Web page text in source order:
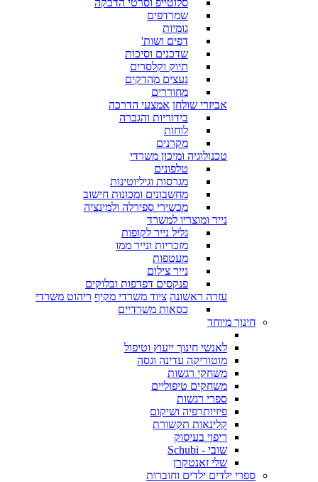
סלוטייפ וסרטי הדבקה
שמרדפים
גומיות
דפים ושות'
שדכנים וסיכות
תיוק וקלסרים
נעצים מהדקים
מחוררים
אביזרי שולחן אמצעי הדרכה
בידוריות והגברה
לוחות
מקרנים
טכנולוגיה ומיכון משרדי
טלפונים
מגרסות וגיליוטינות
מחשבונים ומכונות חישוב
מכשירי ספירלה ולמינציה
נייר ומוצריו למשרד
גליל נייר לקופות
מזכריות ונייר ממו
מעטפות
נייר צילום
פנקסים דפדפות ובלוקים
עזרה ראשונה ציוד משרדי מקיף ריהוט משרדי
כסאות משרדיים
חינוך מיוחד
לאנשי חינוך ייעוץ וטיפול
מוטוריקה עדינה וגסה
משחקי רגשות
משחקים טיפוליים
ספרי רגשות
פיזיותרפיה ושיקום
קלינאות תקשורת
ריפוי בעיסוק
שובי - Schubi
שלי זאנטקרן
ספרי ילדים ילדים וחוברות